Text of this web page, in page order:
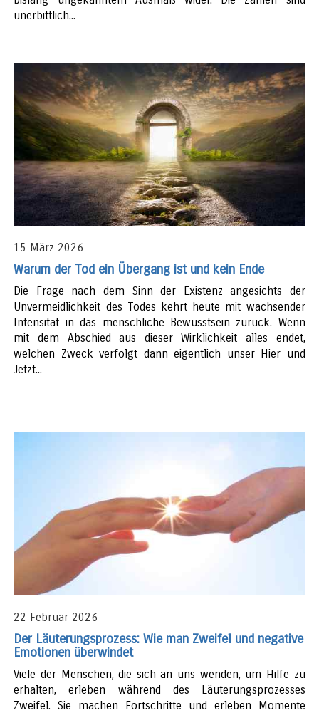
unerbittlich...
15 März 2026
Warum der Tod ein Übergang ist und kein Ende
Die Frage nach dem Sinn der Existenz angesichts der
Unvermeidlichkeit des Todes kehrt heute mit wachsender
Intensität in das menschliche Bewusstsein zurück. Wenn
mit dem Abschied aus dieser Wirklichkeit alles endet,
welchen Zweck verfolgt dann eigentlich unser Hier und
Jetzt...
22 Februar 2026
Der Läuterungsprozess: Wie man Zweifel und negative
Emotionen überwindet
Viele der Menschen, die sich an uns wenden, um Hilfe zu
erhalten, erleben während des Läuterungsprozesses
Zweifel. Sie machen Fortschritte und erleben Momente